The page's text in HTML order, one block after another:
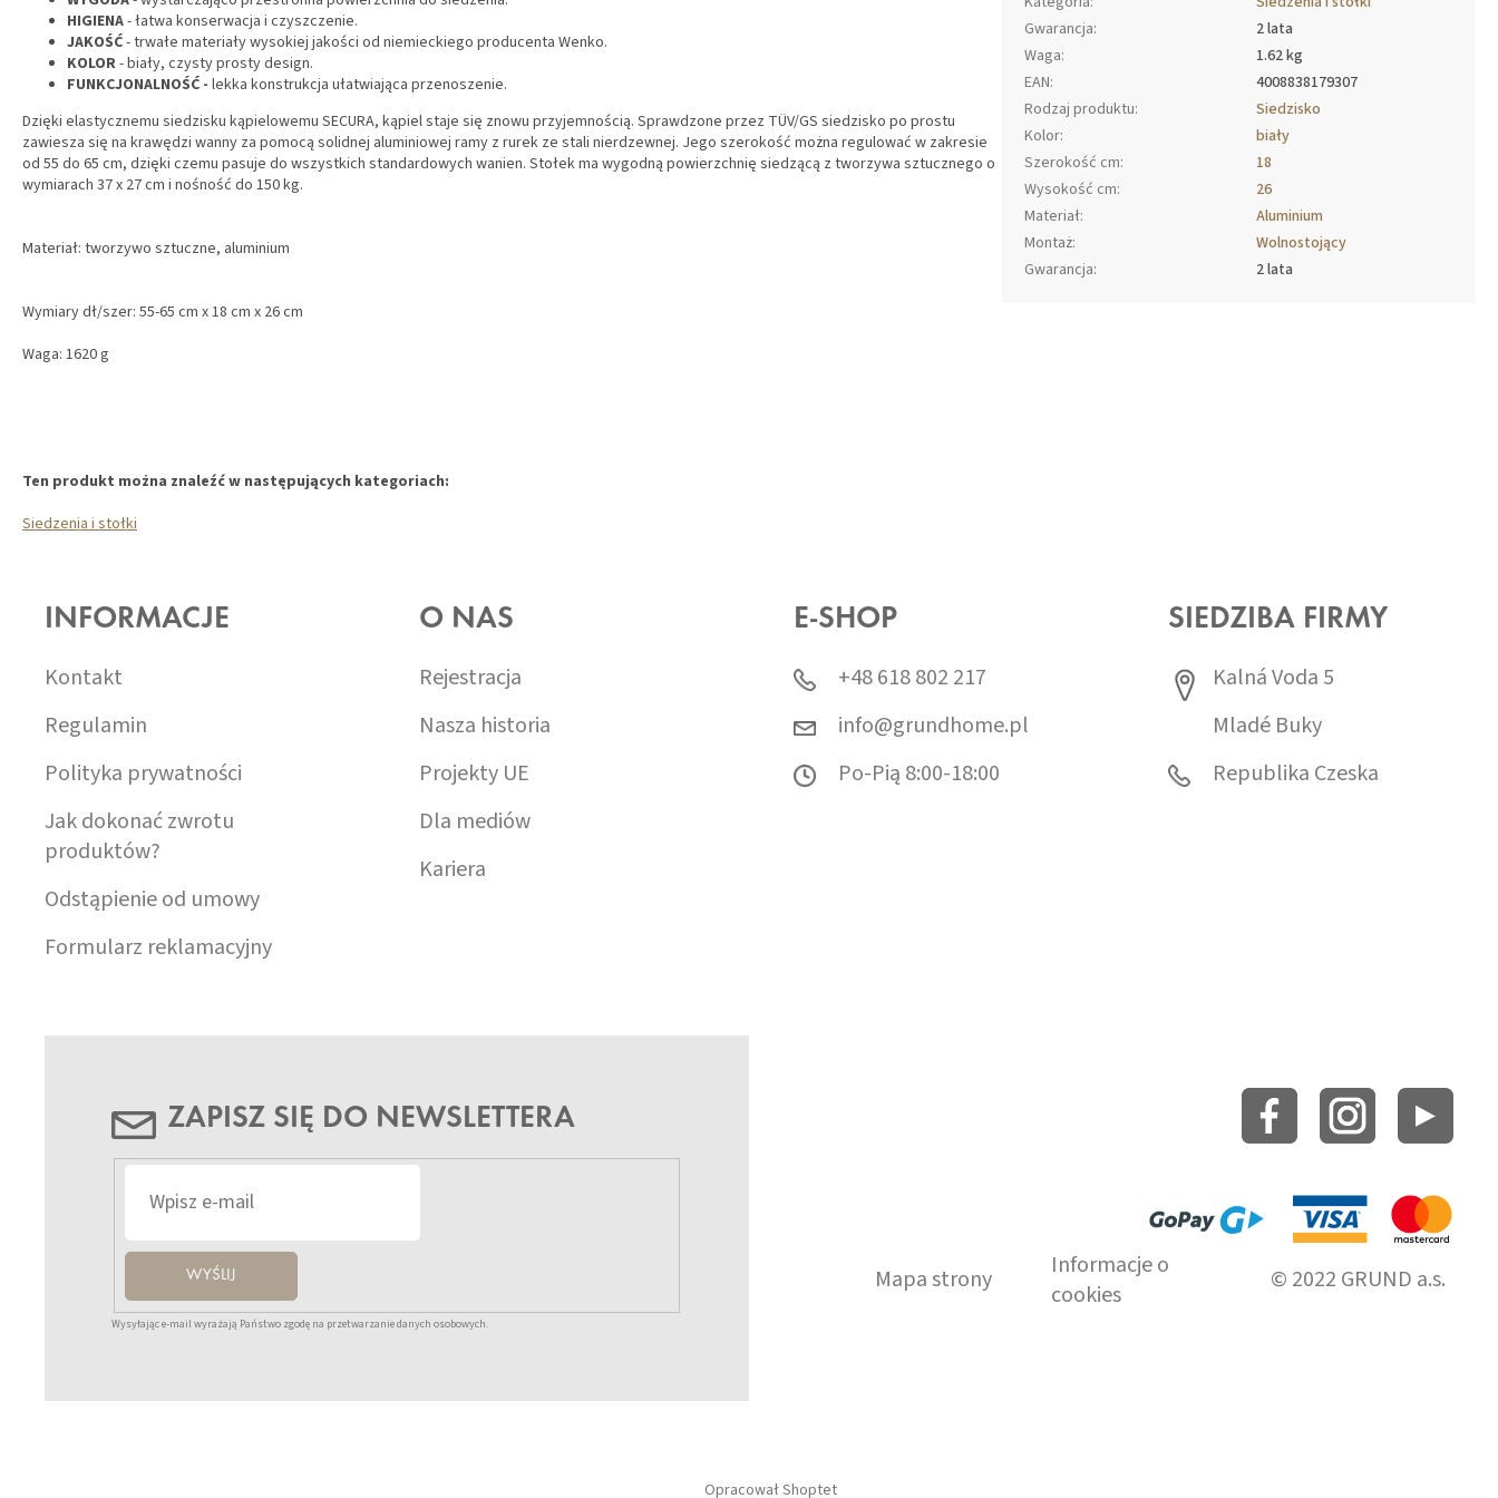
HIGIENA- łatwa konserwacja i czyszczenie.
JAKOŚĆ- trwałe materiały wysokiej jakości od niemieckiego producenta Wenko.
KOLOR- biały, czysty prosty design.
FUNKCJONALNOŚĆ - lekka konstrukcja ułatwiająca przenoszenie.
Dzięki elastycznemu siedzisku kąpielowemu SECURA, kąpiel staje się znowu przyjemnością. Sprawdzone przez TÜV/GS siedzisko po prostu
zawiesza się na krawędzi wanny za pomocą solidnej aluminiowej ramy z rurek ze stali nierdzewnej. Jego szerokość można regulować w zakresie
od 55 do 65 cm, dzięki czemu pasuje do wszystkich standardowych wanien. Stołek ma wygodną powierzchnię siedzącą z tworzywa sztucznego o
wymiarach 37 x 27 cm i nośność do 150 kg.
Materiał: tworzywo sztuczne, aluminium
Wymiary dł/szer: 55-65 cm x 18 cm x 26 cm
Waga: 1620 g
Ten produkt można znaleźć w następujących kategoriach:
Siedzenia i stołki
Gwarancja:
2 lata
Waga:
1.62 kg
EAN:
4008838179307
Rodzaj produktu:
Siedzisko
Kolor:
biały
Szerokość cm:
18
Wysokość cm:
26
Materiał:
Aluminium
Montaż:
Wolnostojący
Gwarancja: 2 lata
INFORMACJE
Kontakt
Regulamin
Polityka prywatności
Jak dokonać zwrotu
produktów?
Odstąpienie od umowy
Formularz reklamacyjny
O NAS
Rejestracja
Nasza historia
Projekty UE
Dla mediów
Kariera
E-SHOP
+48 618 802 217
info@grundhome.pl
Po-Pią 8:00-18:00
SIEDZIBA FIRMY
Kalná Voda 5
Mladé Buky
Republika Czeska
ZAPISZ SIĘ DO NEWSLETTERA
WYŚLIJ
Wysyłając e-mail wyrażają Państwo zgodę na przetwarzanie danych osobowych.
Mapa strony
Informacje o
cookies
© 2022 GRUND a.s.
Opracował Shoptet